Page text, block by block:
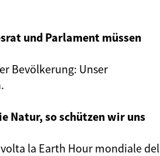
und Parlament müssen
Bevölkerung: Unser
Natur, so schützen wir uns
la Earth Hour mondiale del